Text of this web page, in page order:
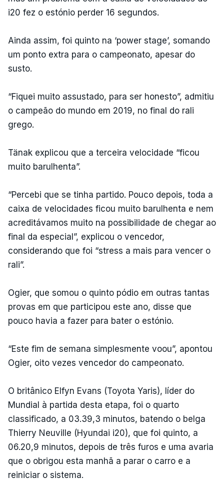
i20 fez o estónio perder 16 segundos.
Ainda assim, foi quinto na ‘power stage’, somando
um ponto extra para o campeonato, apesar do
susto.
“Fiquei muito assustado, para ser honesto”, admitiu
o campeão do mundo em 2019, no final do rali
grego.
Tänak explicou que a terceira velocidade “ficou
muito barulhenta”.
“Percebi que se tinha partido. Pouco depois, toda a
caixa de velocidades ficou muito barulhenta e nem
acreditávamos muito na possibilidade de chegar ao
final da especial”, explicou o vencedor,
considerando que foi “stress a mais para vencer o
rali”.
Ogier, que somou o quinto pódio em outras tantas
provas em que participou este ano, disse que
pouco havia a fazer para bater o estónio.
“Este fim de semana simplesmente voou”, apontou
Ogier, oito vezes vencedor do campeonato.
O britânico Elfyn Evans (Toyota Yaris), líder do
Mundial à partida desta etapa, foi o quarto
classificado, a 03.39,3 minutos, batendo o belga
Thierry Neuville (Hyundai i20), que foi quinto, a
06.20,9 minutos, depois de três furos e uma avaria
que o obrigou esta manhã a parar o carro e a
reiniciar o sistema.